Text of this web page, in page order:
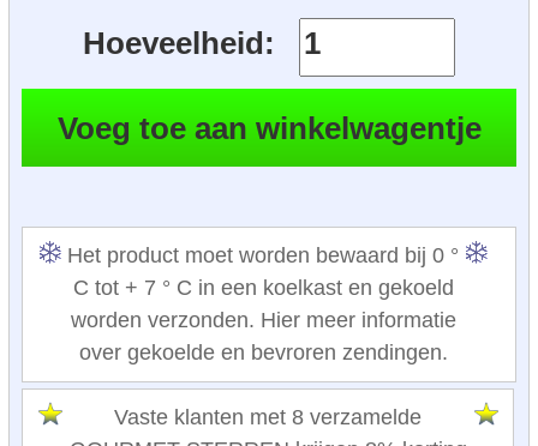
Hoeveelheid:
Het product moet worden bewaard bij 0 °
C tot + 7 ° C in een koelkast en gekoeld
worden verzonden. Hier meer informatie
over gekoelde en bevroren zendingen.
Vaste klanten met 8 verzamelde